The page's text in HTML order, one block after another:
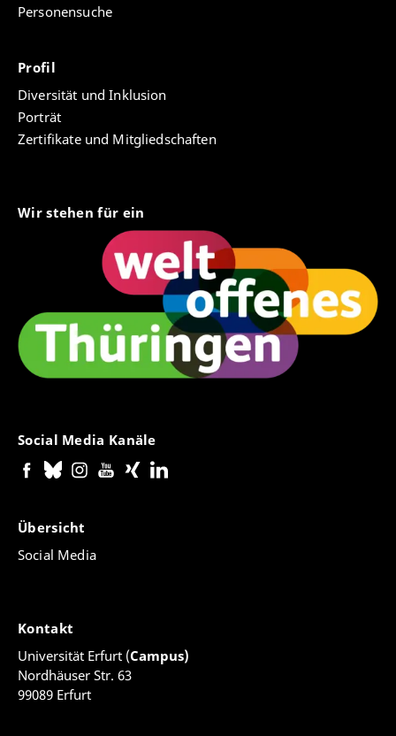
Personensuche
Profil
Diversität und Inklusion
Porträt
Zertifikate und Mitgliedschaften
Wir stehen für ein
Social Media Kanäle
Übersicht
Social Media
Kontakt
Universität Erfurt (Campus)
Nordhäuser Str. 63
99089 Erfurt